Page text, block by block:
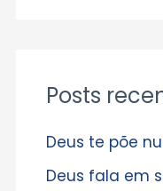
Posts
Deus te põe
Deus fala em